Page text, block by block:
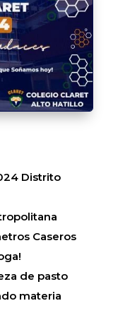
Distrito
Caseros
de pasto
materia